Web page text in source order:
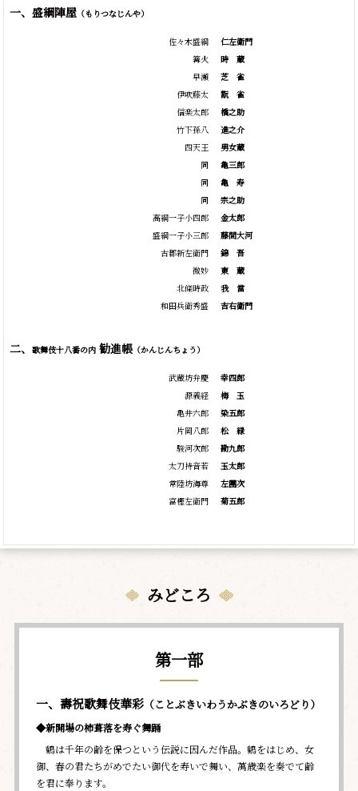
一、盛綱陣屋（もりつなじんや）
佐々木盛綱
篝火
早瀬
伊吹藤太
信楽太郎
竹下孫八
四天王
同
同
同
高綱一子小四郎
盛綱一子小三郎
古郡新左衛門
微妙
北條時政
和田兵衛秀盛
仁左衛門
時
蔵
芝
雀
翫
雀
橋之助
進之介
男女蔵
亀三郎
亀
寿
宗之助
金太郎
藤間大河
錦
吾
東
蔵
我
當
吉右衛門
二、 歌舞伎十八番の内勧進帳（かんじんちょう）
武蔵坊弁慶
源義経
亀井六郎
片岡八郎
駿河次郎
太刀持音若
常陸坊海尊
富樫左衛門
幸四郎
梅
玉
染五郎
松
緑
勘九郎
玉太郎
左團次
菊五郎
みどころ
第一部
一、壽祝歌舞伎華彩（ことぶきいわうかぶきのいろどり）
◆新開場の杮葺落を寿ぐ舞踊
鶴は千年の齢を保つという伝説に因んだ作品。鶴をはじめ、女
御、春の君たちがめでたい御代を寿いで舞い、萬歳楽を奏でて齢
を君に奉ります。